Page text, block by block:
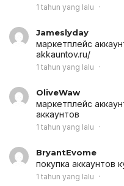
1 tahun yang lalu
Jameslyday
маркетплейс
akkauntov.ru/
1 tahun yang lalu
OliveWaw
маркетплейс
аккаунтов
1 tahun yang lalu
BryantEvome
покупка аккаунтов
1 tahun yang lalu